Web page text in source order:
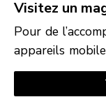
Visitez un
Pour de
appareils